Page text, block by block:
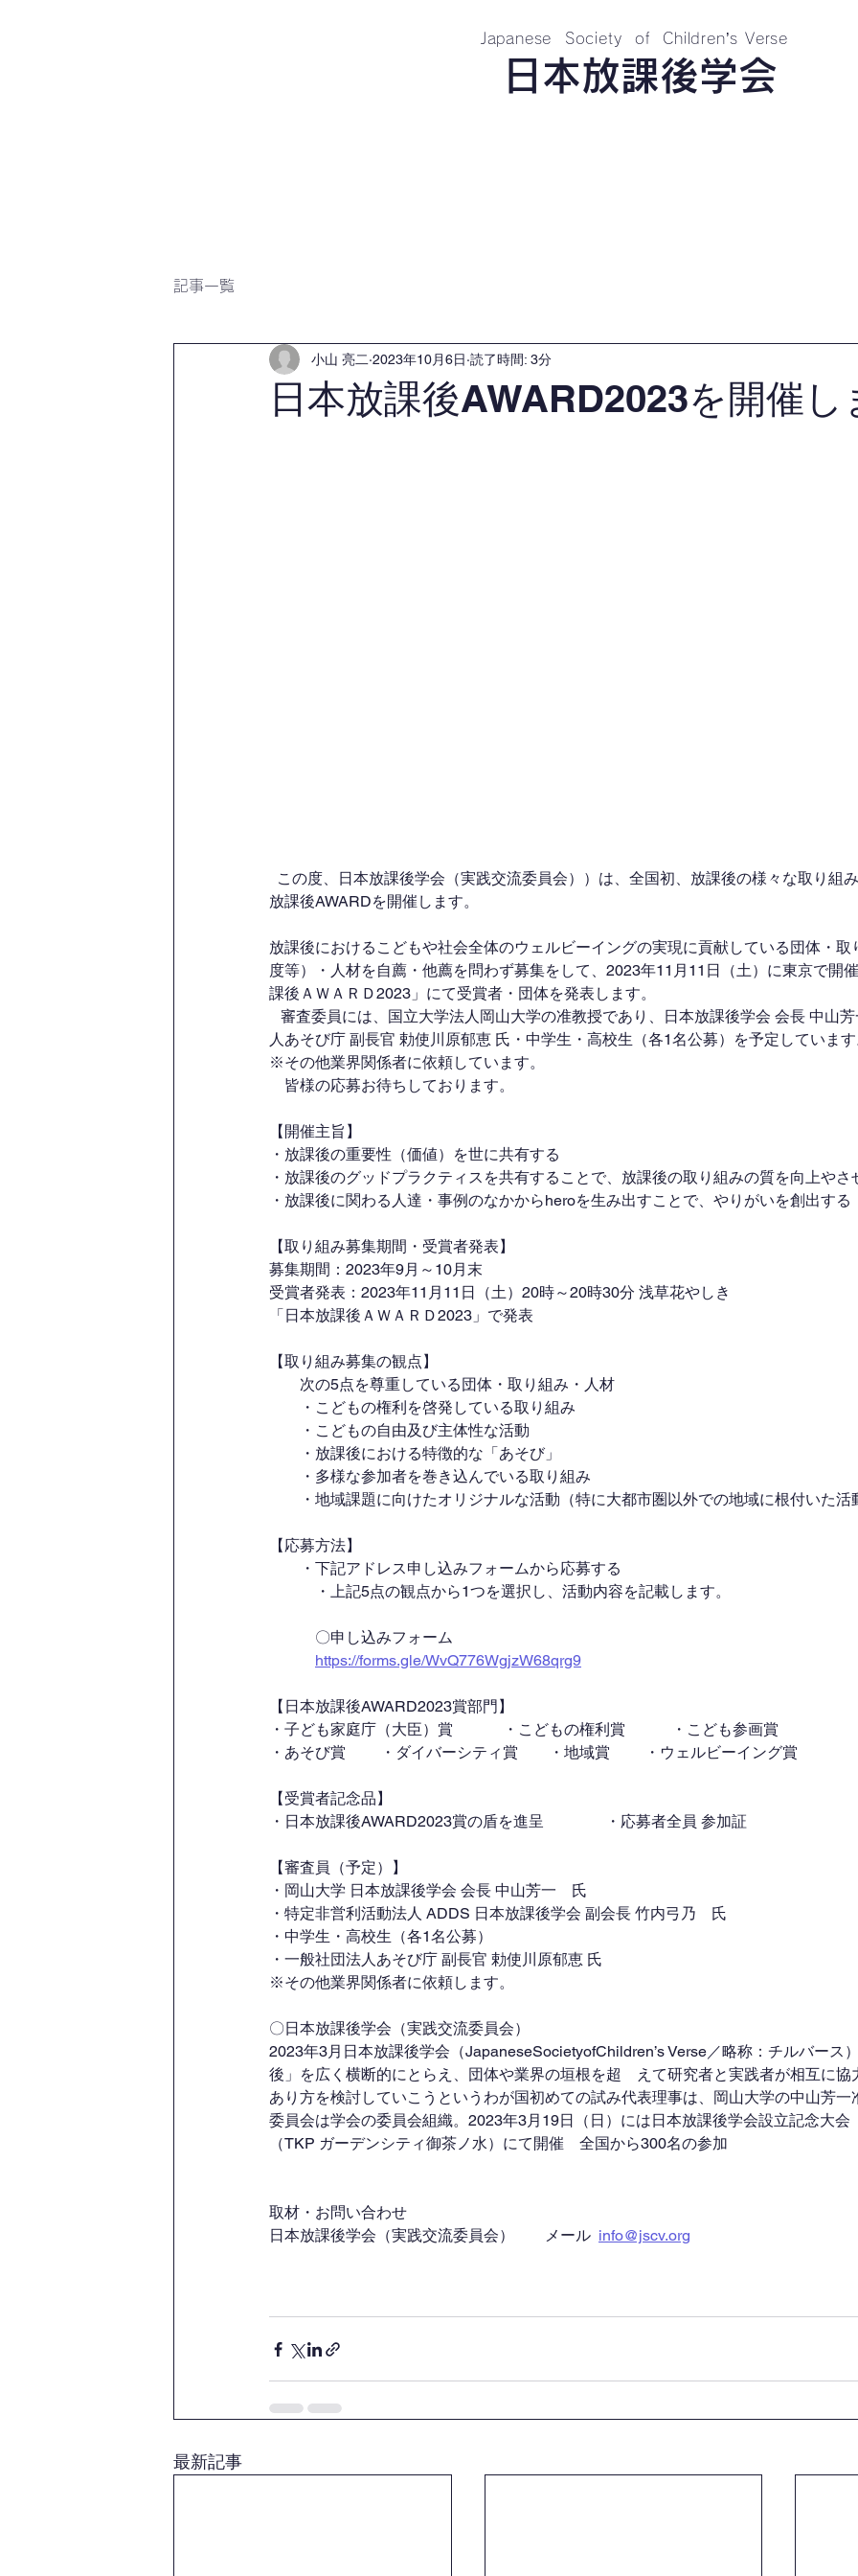
Japanese Society of Children’s Verse
​日本放課後学会
記事一覧
日本放課後AWARD2023を開催し
小山 亮二 2023年10月6日 読了時間: 3分
放課後AWARDを開催します。
放課後におけるこどもや社会全体のウェルビーイングの実現に貢献している団体・取
度等）・人材を自薦・他薦を問わず募集をして、2023年11月11日（土）に東京で開
課後ＡＷＡＲＤ2023」にて受賞者・団体を発表します。
人あそび庁 副長官 勅使川原郁恵 氏・中学生・高校生（各1名公募）を予定していま
※その他業界関係者に依頼しています。
皆様の応募お待ちしております。
【開催主旨】
・放課後の重要性（価値）を世に共有する
・放課後のグッドプラクティスを共有することで、放課後の取り組みの質を向上やさ
・放課後に関わる人達・事例のなかからheroを生み出すことで、やりがいを創出する
【取り組み募集期間・受賞者発表】
募集期間：2023年9月～10月末
受賞者発表：2023年11月11日（土）20時～20時30分 浅草花やしき
「日本放課後ＡＷＡＲＤ2023」で発表
【取り組み募集の観点】
次の5点を尊重している団体・取り組み・人材
        ・こどもの権利を啓発している取り組み
        ・こどもの自由及び主体性な活動
        ・放課後における特徴的な「あそび」
        ・多様な参加者を巻き込んでいる取り組み
・地域課題に向けたオリジナルな活動（特に大都市圏以外での地域に根付いた活
【応募方法】
・下記アドレス申し込みフォームから応募する
・上記5点の観点から1つを選択し、活動内容を記載します。
〇申し込みフォーム
https://forms.gle/WvQ776WgjzW68qrg9
【日本放課後AWARD2023賞部門】
・子ども家庭庁（大臣）賞 　　　・こどもの権利賞　　　・こども参画賞
・あそび賞 　　・ダイバーシティ賞　　・地域賞 　　・ウェルビーイング賞
【受賞者記念品】
・日本放課後AWARD2023賞の盾を進呈　　　　・応募者全員 参加証
【審査員（予定）】
・岡山大学 日本放課後学会 会長 中山芳一　氏
・特定非営利活動法人 ADDS 日本放課後学会 副会長 竹内弓乃　氏
・中学生・高校生（各1名公募）
・一般社団法人あそび庁 副長官 勅使川原郁恵 氏
※その他業界関係者に依頼します。
〇日本放課後学会（実践交流委員会）
2023年3月日本放課後学会（JapaneseSocietyofChildren’s Verse／略称：チルバース
後」を広く横断的にとらえ、団体や業界の垣根を超　えて研究者と実践者が相互に協
あり方を検討していこうというわが国初めての試み代表理事は、岡山大学の中山芳一
委員会は学会の委員会組織。2023年3月19日（日）には日本放課後学会設立記念大会
（TKP ガーデンシティ御茶ノ水）にて開催　全国から300名の参加
取材・お問い合わせ
日本放課後学会（実践交流委員会）　　メール info@jscv.org
最新記事